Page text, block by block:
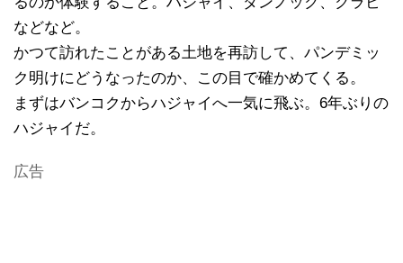
などなど。
かつて訪れたことがある土地を再訪して、パンデミッ
ク明けにどうなったのか、この目で確かめてくる。
まずはバンコクからハジャイへ一気に飛ぶ。6年ぶりの
ハジャイだ。
広告